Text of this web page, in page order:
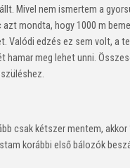
Mivel nem ismertem a
mondta, hogy 1000 m
Valódi edzés ez sem volt, a
meg lehet unni.
csak kétszer mentem, akkor
korábbi első bálozók